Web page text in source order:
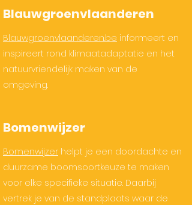
Blauwgroenvlaanderen
Blauwgroenvlaanderen.be informeert en
inspireert rond klimaatadaptatie en het
natuurvriendelijk maken van de
omgeving.
Bomenwijzer
Bomenwijzer helpt je een doordachte en
duurzame boomsoortkeuze te maken
voor elke specifieke situatie. Daarbij
vertrek je van de standplaats waar de